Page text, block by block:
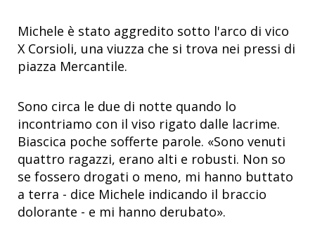
Michele è stato aggredito sotto l'arco di vico
X Corsioli, una viuzza che si trova nei pressi di
piazza Mercantile.
Sono circa le due di notte quando lo
incontriamo con il viso rigato dalle lacrime.
Biascica poche sofferte parole. «Sono venuti
quattro ragazzi, erano alti e robusti. Non so
se fossero drogati o meno, mi hanno buttato
a terra - dice Michele indicando il braccio
dolorante - e mi hanno derubato».